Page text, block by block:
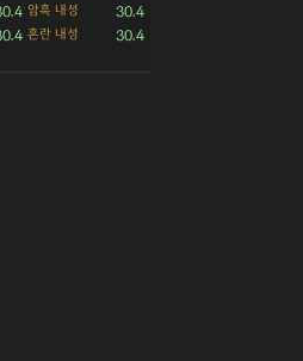
암흑 내성 30.4
혼란 내성 30.4